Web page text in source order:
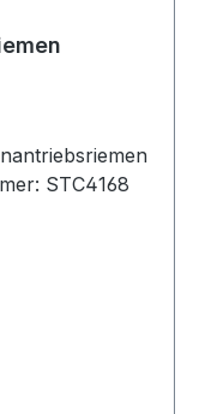
STC4168